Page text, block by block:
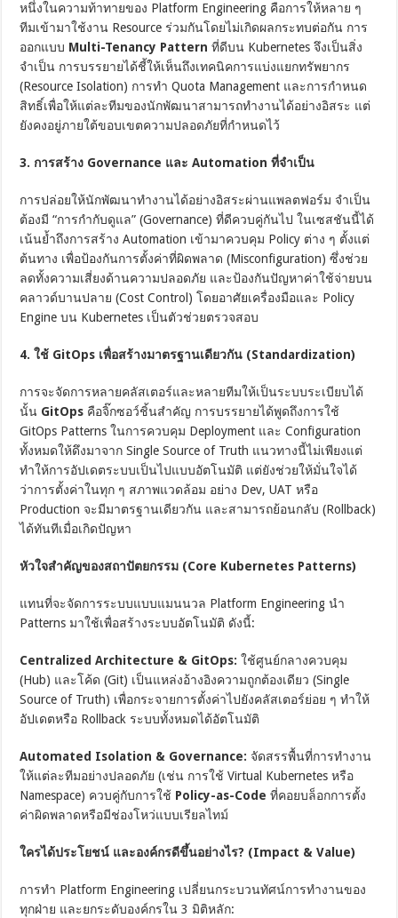
หนึ่งในความท้าทายของ Platform Engineering คือการให้หลาย ๆ
ทีมเข้ามาใช้งาน Resource ร่วมกันโดยไม่เกิดผลกระทบต่อกัน การ
ออกแบบ Multi-Tenancy Pattern ที่ดีบน Kubernetes จึงเป็นสิ่ง
จำเป็น การบรรยายได้ชี้ให้เห็นถึงเทคนิคการแบ่งแยกทรัพยากร
(Resource Isolation) การทำ Quota Management และการกำหนด
สิทธิ์เพื่อให้แต่ละทีมของนักพัฒนาสามารถทำงานได้อย่างอิสระ แต่
ยังคงอยู่ภายใต้ขอบเขตความปลอดภัยที่กำหนดไว้
3. การสร้าง Governance และ Automation ที่จำเป็น
การปล่อยให้นักพัฒนาทำงานได้อย่างอิสระผ่านแพลตฟอร์ม จำเป็น
ต้องมี “การกำกับดูแล” (Governance) ที่ดีควบคู่กันไป ในเซสชันนี้ได้
เน้นย้ำถึงการสร้าง Automation เข้ามาควบคุม Policy ต่าง ๆ ตั้งแต่
ต้นทาง เพื่อป้องกันการตั้งค่าที่ผิดพลาด (Misconfiguration) ซึ่งช่วย
ลดทั้งความเสี่ยงด้านความปลอดภัย และป้องกันปัญหาค่าใช้จ่ายบน
คลาวด์บานปลาย (Cost Control) โดยอาศัยเครื่องมือและ Policy
Engine บน Kubernetes เป็นตัวช่วยตรวจสอบ
4. ใช้ GitOps เพื่อสร้างมาตรฐานเดียวกัน (Standardization)
การจะจัดการหลายคลัสเตอร์และหลายทีมให้เป็นระบบระเบียบได้
นั้น GitOps คือจิ๊กซอว์ชิ้นสำคัญ การบรรยายได้พูดถึงการใช้
GitOps Patterns ในการควบคุม Deployment และ Configuration
ทั้งหมดให้ดึงมาจาก Single Source of Truth แนวทางนี้ไม่เพียงแต่
ทำให้การอัปเดตระบบเป็นไปแบบอัตโนมัติ แต่ยังช่วยให้มั่นใจได้
ว่าการตั้งค่าในทุก ๆ สภาพแวดล้อม อย่าง Dev, UAT หรือ
Production จะมีมาตรฐานเดียวกัน และสามารถย้อนกลับ (Rollback)
ได้ทันทีเมื่อเกิดปัญหา
หัวใจสำคัญของสถาปัตยกรรม (Core Kubernetes Patterns)
แทนที่จะจัดการระบบแบบแมนนวล Platform Engineering นำ
Patterns มาใช้เพื่อสร้างระบบอัตโนมัติ ดังนี้:
Centralized Architecture & GitOps: ใช้ศูนย์กลางควบคุม
(Hub) และโค้ด (Git) เป็นแหล่งอ้างอิงความถูกต้องเดียว (Single
Source of Truth) เพื่อกระจายการตั้งค่าไปยังคลัสเตอร์ย่อย ๆ ทำให้
อัปเดตหรือ Rollback ระบบทั้งหมดได้อัตโนมัติ
Automated Isolation & Governance: จัดสรรพื้นที่การทำงาน
ให้แต่ละทีมอย่างปลอดภัย (เช่น การใช้ Virtual Kubernetes หรือ
Namespace) ควบคู่กับการใช้ Policy-as-Code ที่คอยบล็อกการตั้ง
ค่าผิดพลาดหรือมีช่องโหว่แบบเรียลไทม์
ใครได้ประโยชน์ และองค์กรดีขึ้นอย่างไร? (Impact & Value)
การทำ Platform Engineering เปลี่ยนกระบวนทัศน์การทำงานของ
ทุกฝ่าย และยกระดับองค์กรใน 3 มิติหลัก: